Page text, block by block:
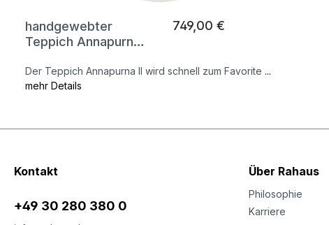
handgewebter
Teppich Annapurna
749,00 €
Der Teppich Annapurna II wird schnell zum Favorite ...
mehr Details
Kontakt
+49 30 280 380 0
Über Rahaus
Philosophie
Karriere